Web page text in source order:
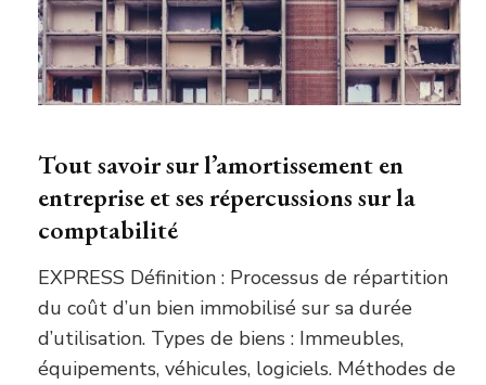
Tout savoir sur l’amortissement en
entreprise et ses répercussions sur la
comptabilité
EXPRESS Définition : Processus de répartition
du coût d’un bien immobilisé sur sa durée
d’utilisation. Types de biens : Immeubles,
équipements, véhicules, logiciels. Méthodes de